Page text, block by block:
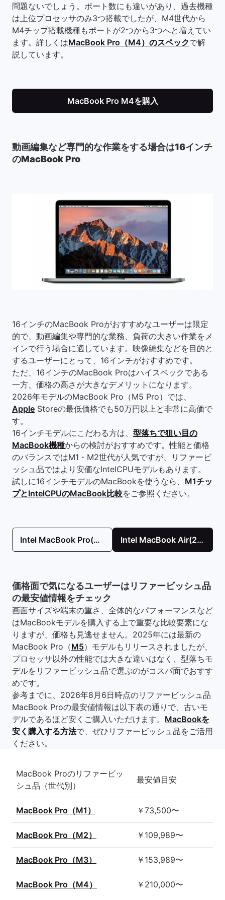
問題ないでしょう。ポート数にも違いがあり、過去機種
は上位プロセッサのみ3つ搭載でしたが、M4世代から
M4チップ搭載機種もポートが2つから3つへと増えてい
ます。詳しくはMacBook Pro（M4）のスペックで解
説しています。
MacBook Pro M4を購入
動画編集など専門的な作業をする場合は16インチ
のMacBook Pro
16インチのMacBook Proがおすすめなユーザーは限定
的で、動画編集や専門的な業務、負荷の大きい作業をメ
インで行う場合に適しています。映像編集などを目的と
するユーザーにとって、16インチがおすすめです。
ただ、16インチのMacBook Proはハイスペックである
一方、価格の高さが大きなデメリットになります。
2026年モデルのMacBook Pro（M5 Pro）では、
Apple Storeの最低価格でも50万円以上と非常に高価で
す。
16インチモデルにこだわる方は、 型落ちで狙い目の
MacBook機種からの検討がおすすめです。性能と価格
のバランスではM1・M2世代が人気ですが、リファービ
ッシュ品ではより安価なIntelCPUモデルもあります。
試しに16インチモデルのMacBookを使うなら、 M1チッ
プとIntelCPUのMacBook比較をご参照ください。
Intel MacBook Pro(2019)を購入！ Intel MacBook Air(2019)を購入！
価格面で気になるユーザーはリファービッシュ品
の最安値情報をチェック
画面サイズや端末の重さ、全体的なパフォーマンスなど
はMacBookモデルを購入する上で重要な比較要素にな
りますが、価格も見逃せません。2025年には最新の
MacBook Pro（M5）モデルもリリースされましたが、
プロセッサ以外の性能では大きな違いはなく、型落ちモ
デルをリファービッシュ品で選ぶのがコスパ面でおすす
めです。
参考までに、2026年8月6日時点のリファービッシュ品
MacBook Proの最安値情報は以下表の通りで、古いモ
デルであるほど安くご購入いただけます。 MacBookを
安く購入する方法で、ぜひリファービッシュ品をご活用
ください。
MacBook Proのリファービッ
シュ品（世代別）
最安値目安
MacBook Pro（M1） ￥73,500〜
MacBook Pro（M2） ￥109,989〜
MacBook Pro（M3） ￥153,989〜
MacBook Pro（M4） ￥210,000〜